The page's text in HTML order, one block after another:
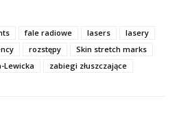
fale radiowe lasers
lasery
rozstępy
Skin stretch marks
Lewicka zabiegi złuszczające